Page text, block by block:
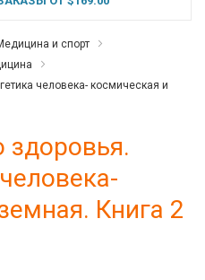
и спорт
человека- космическая и
здоровья.
Книга 2